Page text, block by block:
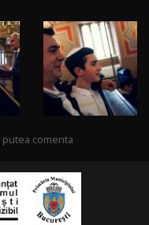
comenta